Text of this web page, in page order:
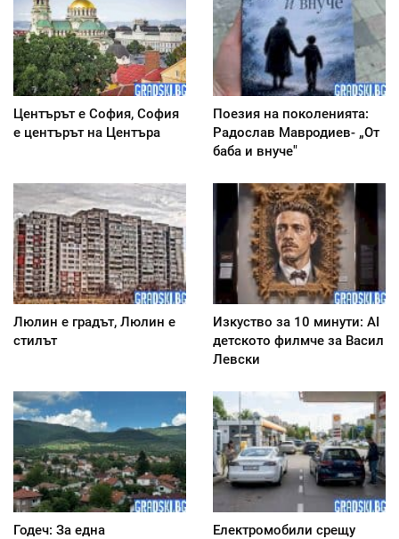
Центърът е София, София
е центърът на Центъра
Поезия на поколенията:
Радослав Мавродиев- „От
баба и внуче"
Люлин е градът, Люлин е
стилът
Изкуство за 10 минути: AI
детското филмче за Васил
Левски
Годеч: За една
Електромобили срещу